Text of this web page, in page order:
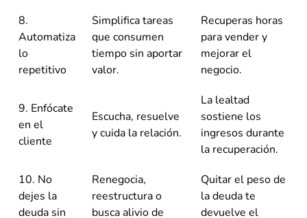
8.
Automatiza
lo
repetitivo
Simplifica tareas
que consumen
tiempo sin aportar
valor.
Recuperas horas
para vender y
mejorar el
negocio.
9. Enfócate
en el
cliente
Escucha, resuelve
y cuida la relación.
La lealtad
sostiene los
ingresos durante
la recuperación.
10. No
dejes la
deuda sin
Renegocia,
reestructura o
busca alivio de
Quitar el peso de
la deuda te
devuelve el